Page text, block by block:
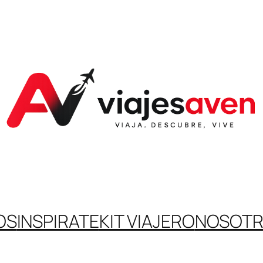
INSPIRATEKIT VIAJERO